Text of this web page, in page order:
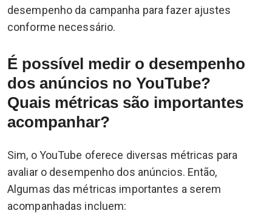
desempenho da campanha para fazer ajustes
conforme necessário.
É possível medir o desempenho
dos anúncios no YouTube?
Quais métricas são importantes
acompanhar?
Sim, o YouTube oferece diversas métricas para
avaliar o desempenho dos anúncios. Então,
Algumas das métricas importantes a serem
acompanhadas incluem: